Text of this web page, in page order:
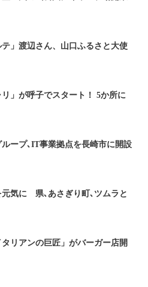
テ」渡辺さん、山口ふるさと大使
リ」が呼子でスタート！ 5か所に
ループ､IT事業拠点を長崎市に開設
元気に 県､あさぎり町､ツムラと
タリアンの巨匠」がバーガー店開